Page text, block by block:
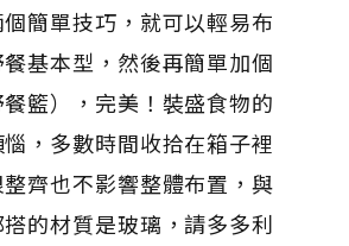
簡單技巧，就可以輕易布
基本型，然後再簡單加個
籃），完美！裝盛食物的
，多數時間收拾在箱子裡
齊也不影響整體布置，與
的材質是玻璃，請多多利